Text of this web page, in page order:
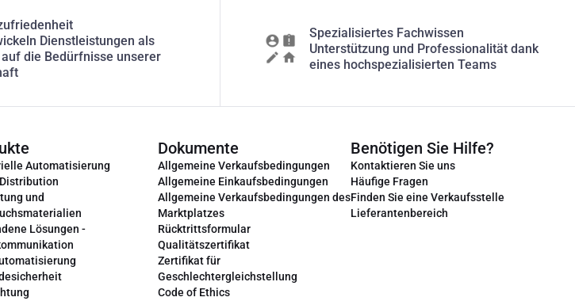
Dienstleistungen als
die Bedürfnisse unserer
Spezialisiertes Fachwissen
Unterstützung und Professionalität dank
eines hochspezialisierten Teams
Automatisierung
und
Lösungen -
Dokumente
Allgemeine Verkaufsbedingungen
Allgemeine Einkaufsbedingungen
Allgemeine Verkaufsbedingungen des
Marktplatzes
Rücktrittsformular
Qualitätszertifikat
Zertifikat für
Geschlechtergleichstellung
Code of Ethics
Benötigen Sie Hilfe?
Kontaktieren Sie uns
Häufige Fragen
Finden Sie eine Verkaufsstelle
Lieferantenbereich